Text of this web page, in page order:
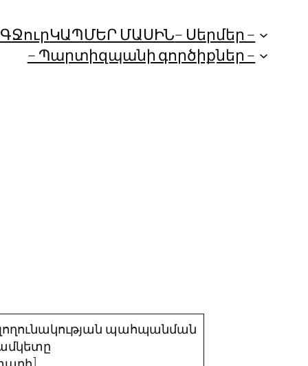
ՋուրԿԱՊՄԵՐ ՄԱՍԻՆ– Սերմեր –
– Պարտիզպանի գործիքներ –
պահպանման